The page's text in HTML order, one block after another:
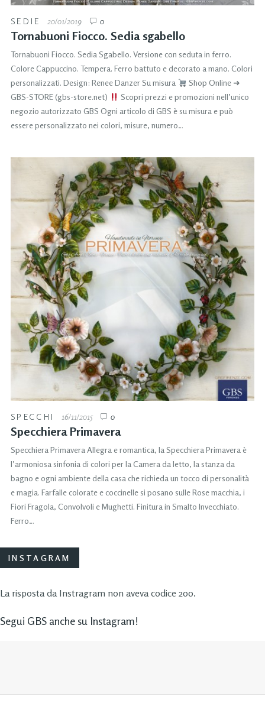
SEDIE 20/01/2019 0
Tornabuoni Fiocco. Sedia sgabello
Tornabuoni Fiocco. Sedia Sgabello. Versione con seduta in ferro.
Colore Cappuccino. Tempera. Ferro battuto e decorato a mano. Colori
personalizzati. Design: Renee Danzer Su misura
Shop Online ➜
GBS-STORE (gbs-store.net)
Scopri prezzi e promozioni nell’unico
negozio autorizzato GBS Ogni articolo di GBS è su misura e può
essere personalizzato nei colori, misure, numero…
SPECCHI 16/11/2015 0
Specchiera Primavera
Specchiera Primavera Allegra e romantica, la Specchiera Primavera è
l’armoniosa sinfonia di colori per la Camera da letto, la stanza da
bagno e ogni ambiente della casa che richieda un tocco di personalità
e magia. Farfalle colorate e coccinelle si posano sulle Rose macchia, i
Fiori Fragola, Convolvoli e Mughetti. Finitura in Smalto Invecchiato.
Ferro…
INSTAGRAM
La risposta da Instragram non aveva codice 200.
Segui GBS anche su Instagram!